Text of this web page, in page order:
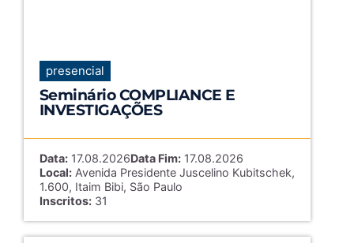
presencial
Seminário COMPLIANCE E
INVESTIGAÇÕES
Data:17.08.2026Data Fim:17.08.2026
Local:Avenida Presidente Juscelino Kubitschek,
1.600, Itaim Bibi, São Paulo
Inscritos:31